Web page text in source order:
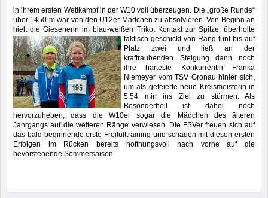
in ihrem ersten Wettkampf in der W10 voll überzeugen. Die „große Runde“
über 1450 m war von den U12er Mädchen zu absolvieren. Von Beginn an
hielt die Giesenerin im blau-weißen Trikot Kontakt zur Spitze, überholte
taktisch geschickt von Rang fünf bis auf
Platz zwei und ließ an der
kraftraubenden Steigung dann noch
ihre härteste Konkurrentin Franka
Niemeyer vom TSV Gronau hinter sich,
um als gefeierte neue Kreismeisterin in
5:54 min ins Ziel zu stürmen. Als
Besonderheit ist dabei noch
hervorzuheben, dass die W10er sogar die Mädchen des älteren
Jahrgangs auf die weiteren Ränge verwiesen. Die FSVer freuen sich auf
das bald beginnende erste Freilufttraining und schauen mit diesen ersten
Erfolgen im Rücken bereits hoffnungsvoll nach vorne auf die
bevorstehende Sommersaison.